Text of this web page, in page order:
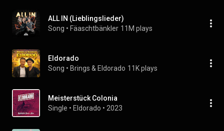
ALL IN (Lieblingslieder)
Song • Fäaschtbänkler 11M plays
Eldorado
Song • Brings & Eldorado 11K plays
Meisterstück Colonia
Single • Eldorado • 2023